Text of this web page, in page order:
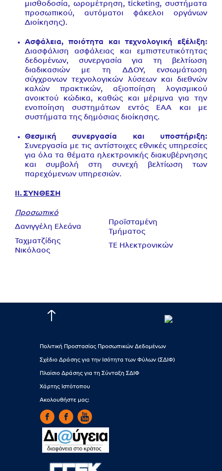
μισθοδοσία, ωρομέτρηση, ticketing, συστήματα
προσωπικού, αυτόματοι φάκελοι οργάνων
Διοίκησης).
Ασφάλεια, ποιότητα και τεχνολογική εξέλιξη:
Διασφάλιση ασφάλειας και εμπιστευτικότητας
δεδομένων, συνεργασία για τη βελτίωση
διαδικασιών με τη ΔΔΟΥ, ενσωμάτωση
σύγχρονων τεχνολογικών λύσεων και διεθνών
καλών πρακτικών, αξιοποίηση λογισμικού
ανοικτού κώδικα, καθώς και μέριμνα για την
ενοποίηση συστημάτων εντός ΕΑΑ και με
συστήματα της δημόσιας διοίκησης.
Θεσμική συνεργασία και υποστήριξη:
Συνεργασία με τις αντίστοιχες εθνικές υπηρεσίες
για όλα τα θέματα ηλεκτρονικής διακυβέρνησης
και συμβολή στη συνεχή βελτίωση των
παρεχόμενων υπηρεσιών.
ΙΙ. ΣΥΝΘΕΣΗ
Προσωπικό
Δανιγγέλη Ελεάνα
Προϊσταμένη
Τμήματος
Ταχματζίδης
Νικόλαος
ΤΕ Ηλεκτρονικών
Πολιτική Προστασίας Προσωπικών Δεδομένων
Σχέδιο Δράσης για την Ισότητα των Φύλων (ΣΔΙΦ)
Πλαίσιο Δράσης για τη Σύνταξη ΣΔΙΦ
Χάρτης Ιστότοπου
Ακολουθήστε μας: